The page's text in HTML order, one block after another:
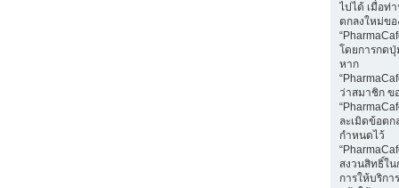
ไปได้ เมื่อท่
ตกลงใหม่ขอ
โดยการกดปุ่
หาก
ว่าสมาชิก ข
ละเมิดข้อตก
กำหนดไว้
สงวนสิทธิ์ใน
การให้บริกา